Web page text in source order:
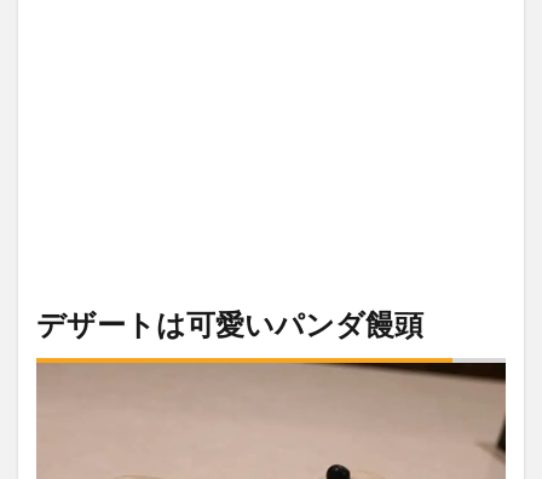
デザートは可愛いパンダ饅頭